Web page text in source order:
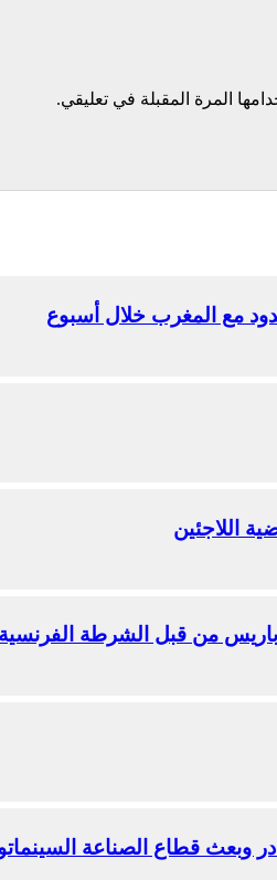
المرة المقبلة في تعليقي.
اللاجئين
وبعث قطاع الصناعة